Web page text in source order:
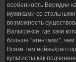
особенность Веридии
мужиками со
возможность
Вальтрексе, где зэки
больше "агентами", чем
Всяки там нойзы/
культисты как